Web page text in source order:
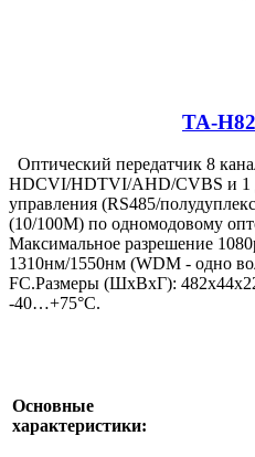
TA-
Оптический передатчик 8
HDCVI/HDTVI/AHD/CVBS и 1
управления (RS485/
(10/100M) по одномодовому
Максимальное разрешение
1310нм/1550нм (WDM - одно
FC.Размеры (ШxВxГ):
-40…+75°С.
Основные
характеристики: